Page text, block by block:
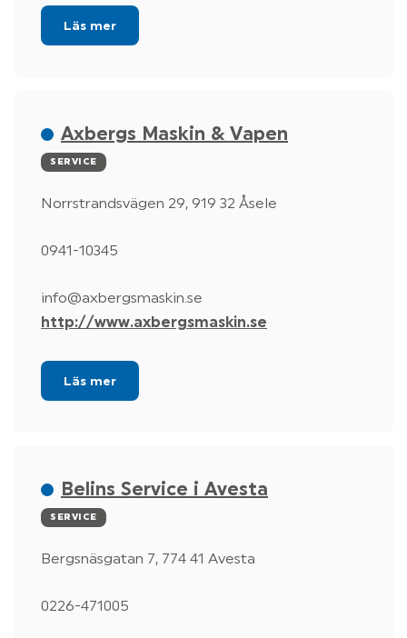
Läs mer
Axbergs Maskin & Vapen
SERVICE
Norrstrandsvägen 29, 919 32 Åsele
0941-10345
info@axbergsmaskin.se
http://www.axbergsmaskin.se
Läs mer
Belins Service i Avesta
SERVICE
Bergsnäsgatan 7, 774 41 Avesta
0226-471005